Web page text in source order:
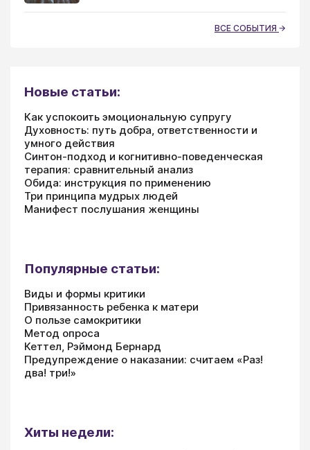
ВСЕ СОБЫТИЯ
Новые статьи:
Как успокоить эмоциональную супругу
Духовность: путь добра, ответственности и
умного действия
Синтон-подход и когнитивно-поведенческая
терапия: сравнительный анализ
Обида: инструкция по применению
Три принципа мудрых людей
Манифест послушания женщины
Популярные статьи:
Виды и формы критики
Привязанность ребенка к матери
О пользе самокритики
Метод опроса
Кеттел, Рэймонд Бернард
Предупреждение о наказании: считаем «Раз!
два! три!»
Хиты недели: